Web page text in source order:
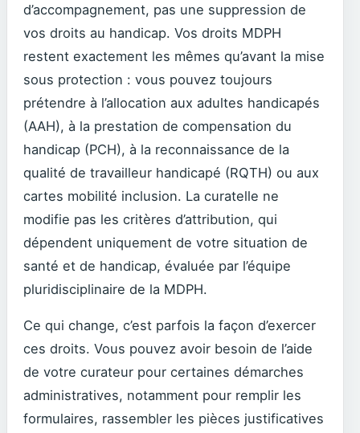
d’accompagnement, pas une suppression de
vos droits au handicap. Vos droits MDPH
restent exactement les mêmes qu’avant la mise
sous protection : vous pouvez toujours
prétendre à l’allocation aux adultes handicapés
(AAH), à la prestation de compensation du
handicap (PCH), à la reconnaissance de la
qualité de travailleur handicapé (RQTH) ou aux
cartes mobilité inclusion. La curatelle ne
modifie pas les critères d’attribution, qui
dépendent uniquement de votre situation de
santé et de handicap, évaluée par l’équipe
pluridisciplinaire de la MDPH.
Ce qui change, c’est parfois la façon d’exercer
ces droits. Vous pouvez avoir besoin de l’aide
de votre curateur pour certaines démarches
administratives, notamment pour remplir les
formulaires, rassembler les pièces justificatives